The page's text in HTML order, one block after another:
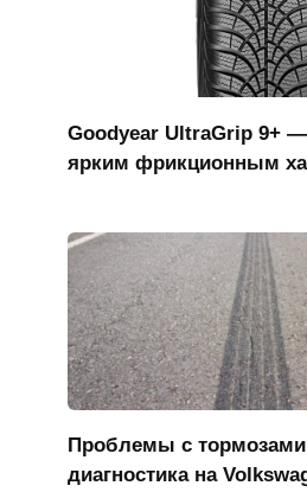
Goodyear UltraGrip 9+
ярким фрикционным
Проблемы с тормозами
диагностика на